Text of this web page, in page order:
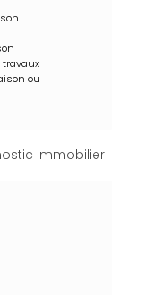
travaux
ou
immobilier